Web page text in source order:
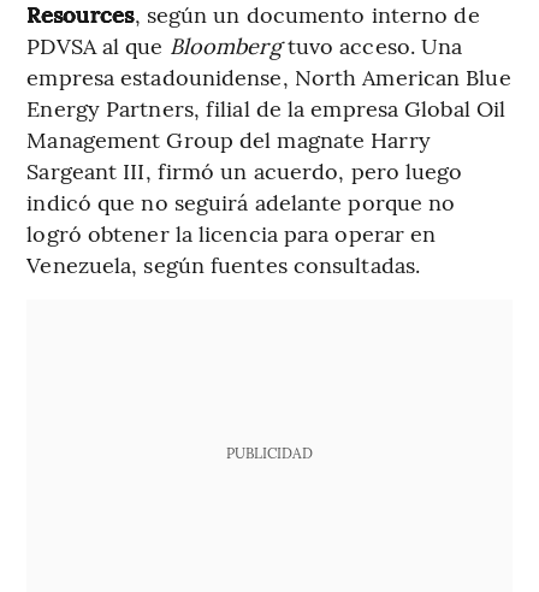
Resources, según un documento interno de
PDVSA al que Bloombergtuvo acceso. Una
empresa estadounidense, North American Blue
Energy Partners, filial de la empresa Global Oil
Management Group del magnate Harry
Sargeant III, firmó un acuerdo, pero luego
indicó que no seguirá adelante porque no
logró obtener la licencia para operar en
Venezuela, según fuentes consultadas.
PUBLICIDAD